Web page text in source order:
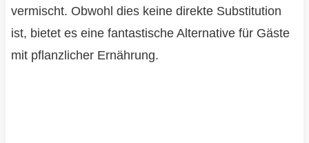
vermischt. Obwohl dies keine direkte Substitution
ist, bietet es eine fantastische Alternative für Gäste
mit pflanzlicher Ernährung.